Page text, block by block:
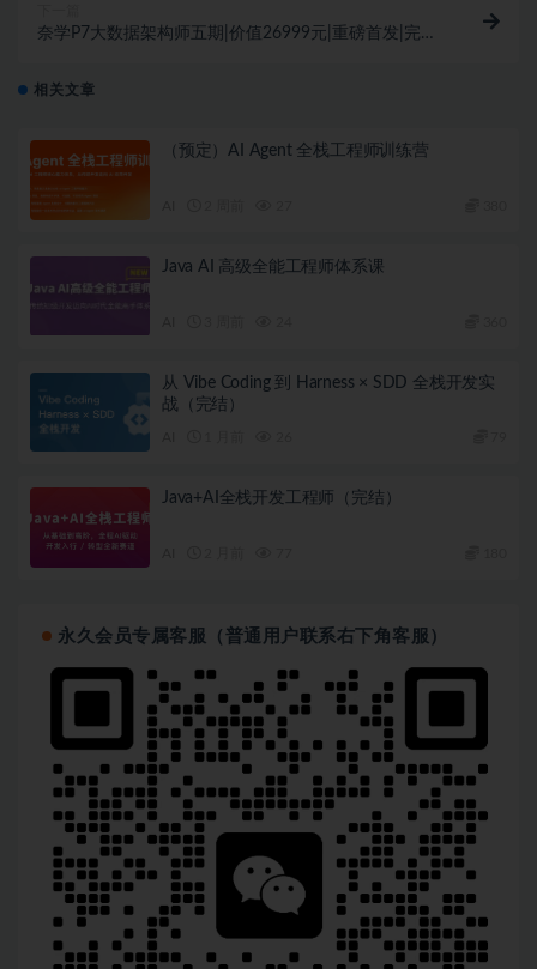
奈学P7大数据架构师五期|价值26999元|重磅首发|完结
相关文章
（预定）AI Agent 全栈工程师训练营
Java AI 高级全能工程师体系课
从 Vibe Coding 到 Harness × SDD 全栈开发实
战（完结）
Java+AI全栈开发工程师（完结）
永久会员专属客服（普通用户联系右下角客服）